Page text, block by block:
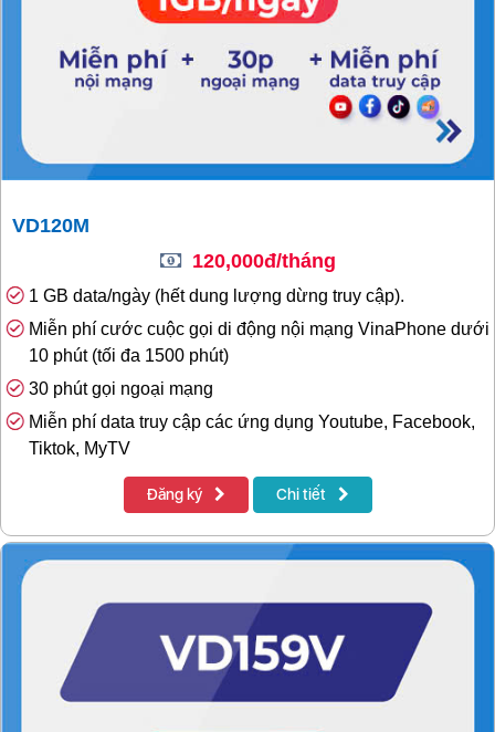
VD120M
120,000đ/tháng
1 GB data/ngày (hết dung lượng dừng truy cập).
Miễn phí cước cuộc gọi di động nội mạng VinaPhone dưới
10 phút (tối đa 1500 phút)
30 phút gọi ngoại mạng
Miễn phí data truy cập các ứng dụng Youtube, Facebook,
Tiktok, MyTV
Đăng ký Chi tiết